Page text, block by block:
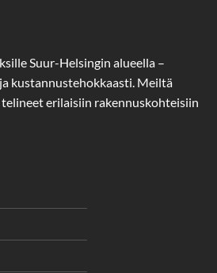
Suur-Helsingin alueella –
kustannustehokkaasti. Meiltä
erilaisiin rakennuskohteisiin